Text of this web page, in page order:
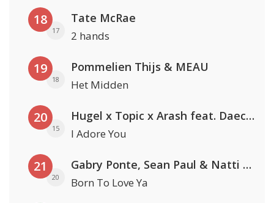
18
17
Tate McRae
2 hands
19
18
Pommelien Thijs & MEAU
Het Midden
20
15
Hugel x Topic x Arash feat. Daecolm
I Adore You
21
20
Gabry Ponte, Sean Paul & Natti Natasha
Born To Love Ya